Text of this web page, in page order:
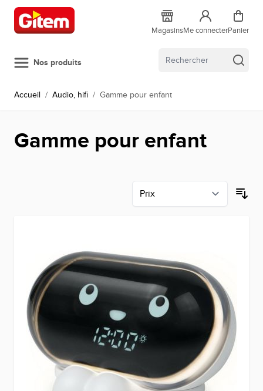
Allez au contenu
MagasinsMe connecterPanier
Nos produits
Accueil / Audio, hifi / Gamme pour enfant
Gamme pour enfant